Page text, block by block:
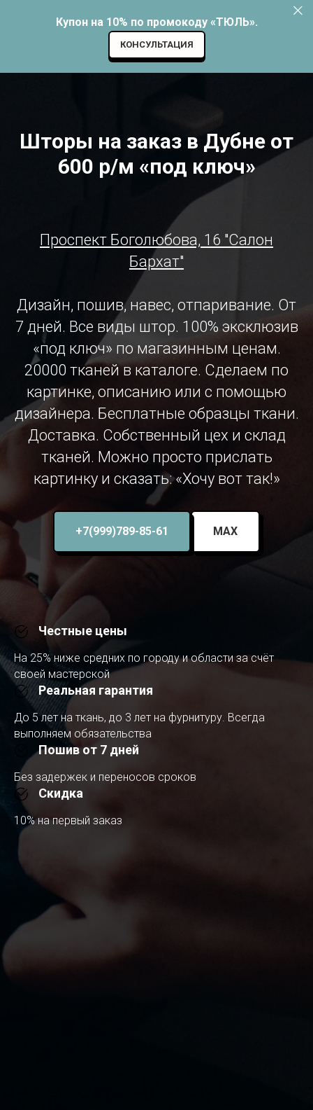
Купон на 10% по промокоду «ТЮЛЬ».
КОНСУЛЬТАЦИЯ
Шторы на заказ в Дубне от
600 р/м «под ключ»
Проспект Боголюбова, 16 "Салон
Бархат"
Дизайн, пошив, навес, отпаривание. От
7 дней. Все виды штор. 100% эксклюзив
«под ключ» по магазинным ценам.
20000 тканей в каталоге. Сделаем по
картинке, описанию или с помощью
дизайнера. Бесплатные образцы ткани.
Доставка. Собственный цех и склад
тканей. Можно просто прислать
картинку и сказать: «Хочу вот так!»
+7(999)789-85-61 MAX
Честные цены
На 25% ниже средних по городу и области за счёт
своей мастерской
Реальная гарантия
До 5 лет на ткань, до 3 лет на фурнитуру. Всегда
выполняем обязательства
Пошив от 7 дней
Без задержек и переносов сроков
Скидка
10% на первый заказ